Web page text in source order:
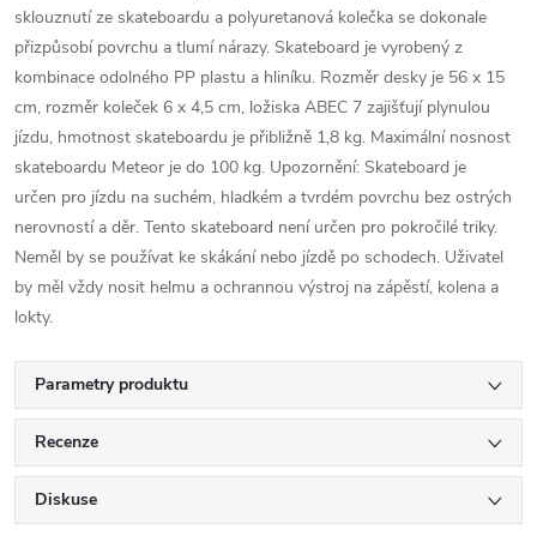
sklouznutí ze skateboardu a polyuretanová kolečka se dokonale
přizpůsobí povrchu a tlumí nárazy. Skateboard je vyrobený z
kombinace odolného PP plastu a hliníku. Rozměr desky je 56 x 15
cm, rozměr koleček 6 x 4,5 cm, ložiska ABEC 7 zajišťují plynulou
jízdu, hmotnost skateboardu je přibližně 1,8 kg. Maximální nosnost
skateboardu Meteor je do 100 kg. Upozornění: Skateboard je
určen pro jízdu na suchém, hladkém a tvrdém povrchu bez ostrých
nerovností a děr. Tento skateboard není určen pro pokročilé triky.
Neměl by se používat ke skákání nebo jízdě po schodech. Uživatel
by měl vždy nosit helmu a ochrannou výstroj na zápěstí, kolena a
lokty.
Parametry produktu
Recenze
Diskuse